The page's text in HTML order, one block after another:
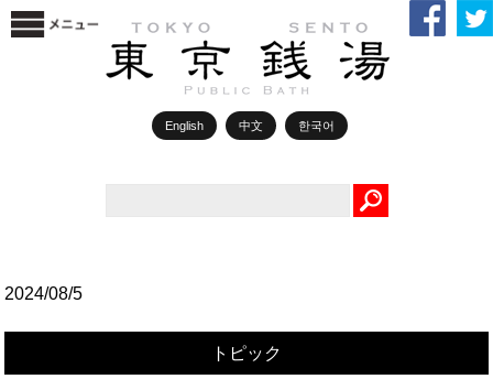
English 中文 한국어
2024/08/5
トピック